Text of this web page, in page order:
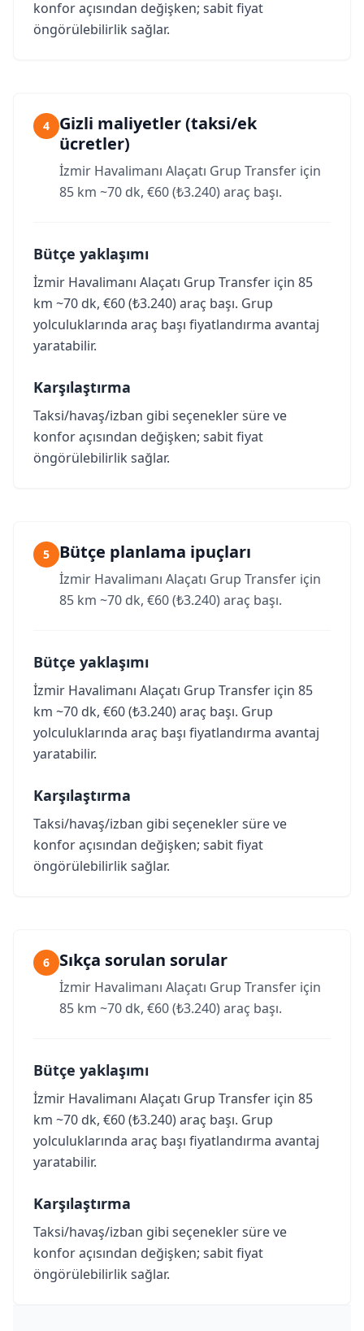
konfor açısından değişken; sabit fiyat
öngörülebilirlik sağlar.
4
Gizli maliyetler (taksi/ek
ücretler)
İzmir Havalimanı Alaçatı Grup Transfer için
85 km ~70 dk, €60 (₺3.240) araç başı.
Bütçe yaklaşımı
İzmir Havalimanı Alaçatı Grup Transfer için 85
km ~70 dk, €60 (₺3.240) araç başı. Grup
yolculuklarında araç başı fiyatlandırma avantaj
yaratabilir.
Karşılaştırma
Taksi/havaş/izban gibi seçenekler süre ve
konfor açısından değişken; sabit fiyat
öngörülebilirlik sağlar.
5 Bütçe planlama ipuçları
İzmir Havalimanı Alaçatı Grup Transfer için
85 km ~70 dk, €60 (₺3.240) araç başı.
Bütçe yaklaşımı
İzmir Havalimanı Alaçatı Grup Transfer için 85
km ~70 dk, €60 (₺3.240) araç başı. Grup
yolculuklarında araç başı fiyatlandırma avantaj
yaratabilir.
Karşılaştırma
Taksi/havaş/izban gibi seçenekler süre ve
konfor açısından değişken; sabit fiyat
öngörülebilirlik sağlar.
6 Sıkça sorulan sorular
İzmir Havalimanı Alaçatı Grup Transfer için
85 km ~70 dk, €60 (₺3.240) araç başı.
Bütçe yaklaşımı
İzmir Havalimanı Alaçatı Grup Transfer için 85
km ~70 dk, €60 (₺3.240) araç başı. Grup
yolculuklarında araç başı fiyatlandırma avantaj
yaratabilir.
Karşılaştırma
Taksi/havaş/izban gibi seçenekler süre ve
konfor açısından değişken; sabit fiyat
öngörülebilirlik sağlar.